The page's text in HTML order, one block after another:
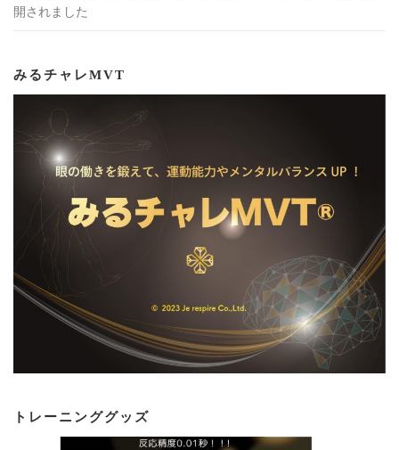
開されました
みるチャレMVT
トレーニンググッズ